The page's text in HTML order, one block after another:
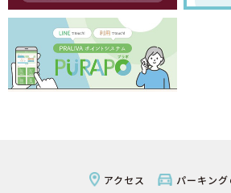
アクセス パーキン